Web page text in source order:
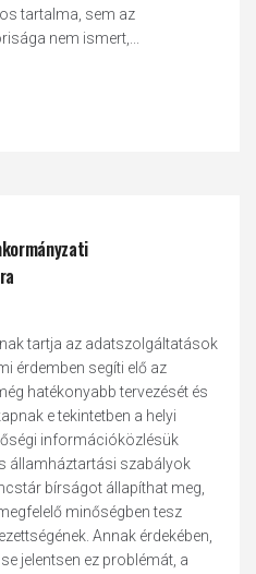
tartalma, sem az
nem ismert,...
tartja az adatszolgáltatások
érdemben segíti elő az
hatékonyabb tervezését és
e tekintetben a helyi
információközlésük
államháztartási szabályok
bírságot állapíthat meg,
minőségben tesz
Annak érdekében,
jelentsen ez problémát, a